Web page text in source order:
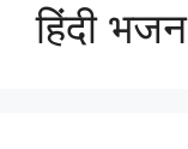
हिंदी भजन